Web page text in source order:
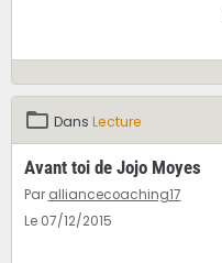
Dans Lecture
Avant toi de Jojo Moyes
Par alliancecoaching17
Le 07/12/2015